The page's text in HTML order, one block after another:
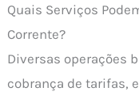
Quais Serviços
Corrente?
Diversas operações
cobrança de tarifas,